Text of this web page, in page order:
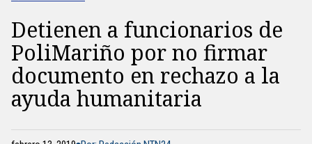
Detienen a funcionarios de
PoliMariño por no firmar
documento en rechazo a la
ayuda humanitaria